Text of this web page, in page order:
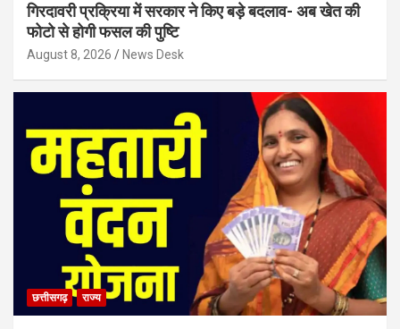
गिरदावरी प्रक्रिया में सरकार ने किए बड़े बदलाव- अब खेत की
फोटो से होगी फसल की पुष्टि
August 8, 2026 News Desk
छत्तीसगढ़ राज्य